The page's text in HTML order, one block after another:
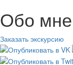
Обо мне
Заказать экскурсию